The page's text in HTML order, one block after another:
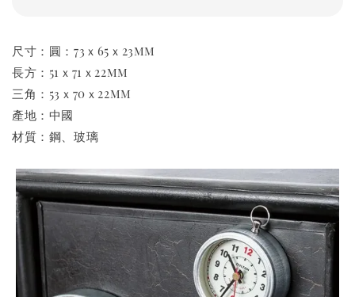
尺寸：圓：73ｘ65ｘ23mm
長方：51ｘ71ｘ22mm
三角：53ｘ70ｘ22mm
產地：中國
材質：鋼、玻璃